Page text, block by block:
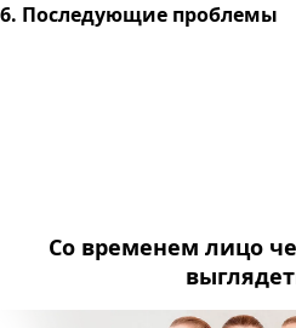
6. Последующие проблемы
Со временем лицо